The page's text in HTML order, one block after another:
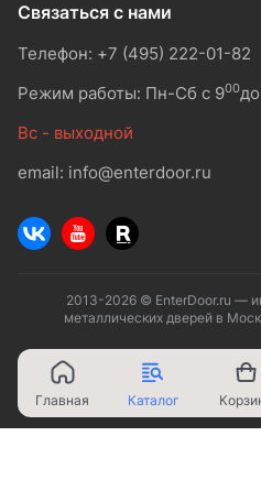
Связаться с нами
Телефон: +7 (495) 222-01-82
Режим работы: Пн-Сб с 900
Вс - выходной
email: info@enterdoor.ru
2013-2026 © EnterDoor.ru —
металлических дверей в
Главная Каталог